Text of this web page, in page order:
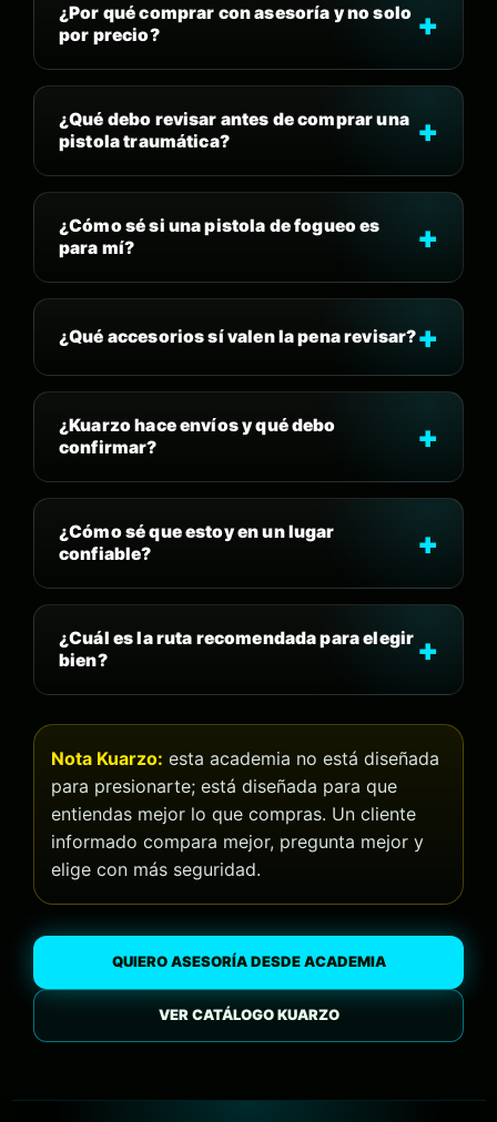
¿Por qué comprar con asesoría y no solo
por precio?
¿Qué debo revisar antes de comprar una
pistola traumática?
¿Cómo sé si una pistola de fogueo es
para mí?
¿Qué accesorios sí valen la pena revisar?
¿Kuarzo hace envíos y qué debo
confirmar?
¿Cómo sé que estoy en un lugar
confiable?
¿Cuál es la ruta recomendada para elegir
bien?
Nota Kuarzo: esta academia no está diseñada
para presionarte; está diseñada para que
entiendas mejor lo que compras. Un cliente
informado compara mejor, pregunta mejor y
elige con más seguridad.
QUIERO ASESORÍA DESDE ACADEMIA
VER CATÁLOGO KUARZO